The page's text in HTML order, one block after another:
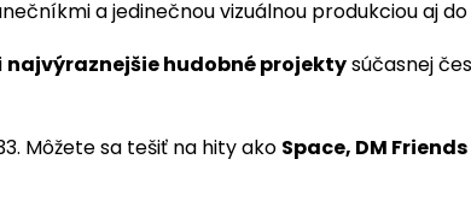
a jedinečnou vizuálnou produkciou aj do
najvýraznejšie hudobné projektysúčasnej
Môžete sa tešiť na hity ako Space, DM Friends